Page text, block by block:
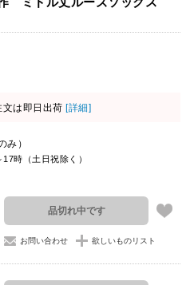
は即日出荷 [詳細]
み）
時（土日祝除く）
品切れ中です
お問い合わせ 欲しいものリスト